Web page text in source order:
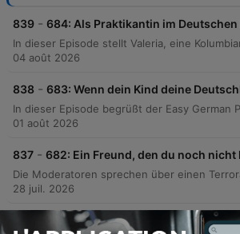
839 - 684: Als Praktikantin im Deutschen
04 août 2026
838 - 683: Wenn dein Kind deine
01 août 2026
837 - 682: Ein Freund, den du noch nicht
28 juil. 2026
681: Alle Schraubenzieher sollten